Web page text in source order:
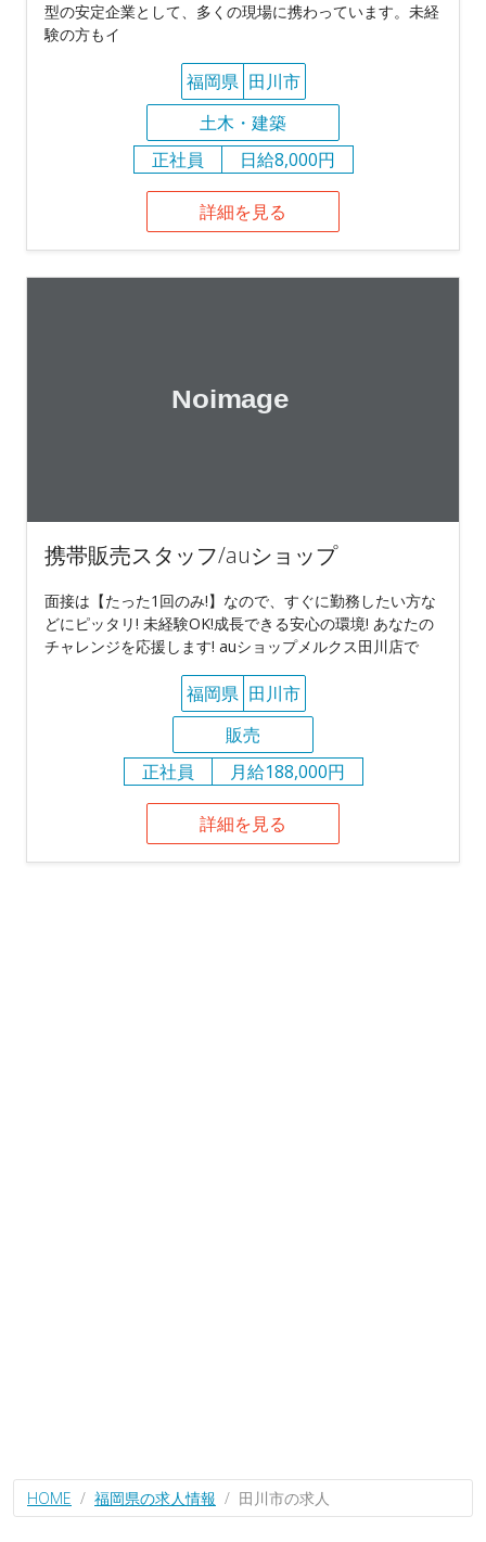
型の安定企業として、多くの現場に携わっています。未経
験の方もイ
福岡県 田川市
土木・建築
正社員
日給8,000円
詳細を見る
携帯販売スタッフ/auショップ
面接は【たった1回のみ!】なので、すぐに勤務したい方な
どにピッタリ! 未経験OK!成長できる安心の環境! あなたの
チャレンジを応援します! auショップメルクス田川店で
福岡県 田川市
販売
正社員
月給188,000円
詳細を見る
HOME 福岡県の求人情報 田川市の求人